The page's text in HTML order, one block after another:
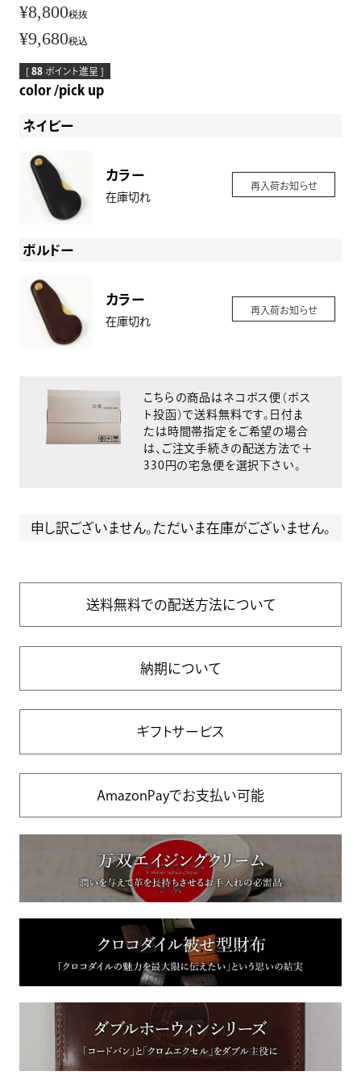
¥8,800税抜
¥9,680税込
[ 88 ポイント進呈 ]
color pick up
ネイビー
カラー
在庫切れ
再入荷お知らせ
ボルドー
カラー
在庫切れ
再入荷お知らせ
こちらの商品はネコポス便（ポス
ト投函）で送料無料です。日付ま
たは時間帯指定をご希望の場合
は、ご注文手続きの配送方法で＋
330円の宅急便を選択下さい。
申し訳ございません。ただいま在庫がございません。
送料無料での配送方法について
納期について
ギフトサービス
AmazonPayでお支払い可能